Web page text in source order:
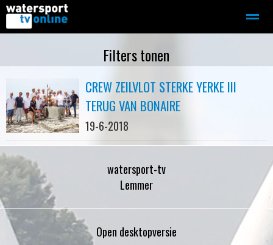
Motorboot-sloep Adverteren
Home
Filters tonen
CREW ZEILVLOT STERKE YERKE III
TERUG VAN BONAIRE
19-6-2018
watersport-tv
Lemmer
Open desktopversie